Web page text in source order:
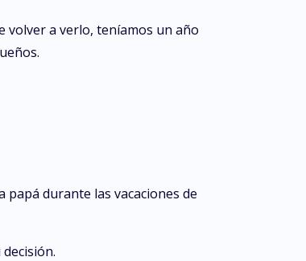
volver a verlo, teníamos un año
durante las vacaciones de